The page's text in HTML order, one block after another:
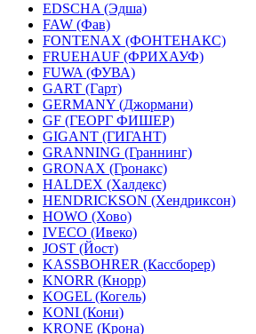
EDSCHA (Эдша)
FAW (Фав)
FONTENAX (ФОНТЕНАКС)
FRUEHAUF (ФРИХАУФ)
FUWA (ФУВА)
GART (Гарт)
GERMANY (Джормани)
GF (ГЕОРГ ФИШЕР)
GIGANT (ГИГАНТ)
GRANNING (Граннинг)
GRONAX (Гронакс)
HALDEX (Халдекс)
HENDRICKSON (Хендриксон)
HOWO (Хово)
IVECO (Ивеко)
JOST (Йост)
KASSBOHRER (Касcборер)
KNORR (Кнорр)
KOGEL (Когель)
KONI (Кони)
KRONE (Крона)